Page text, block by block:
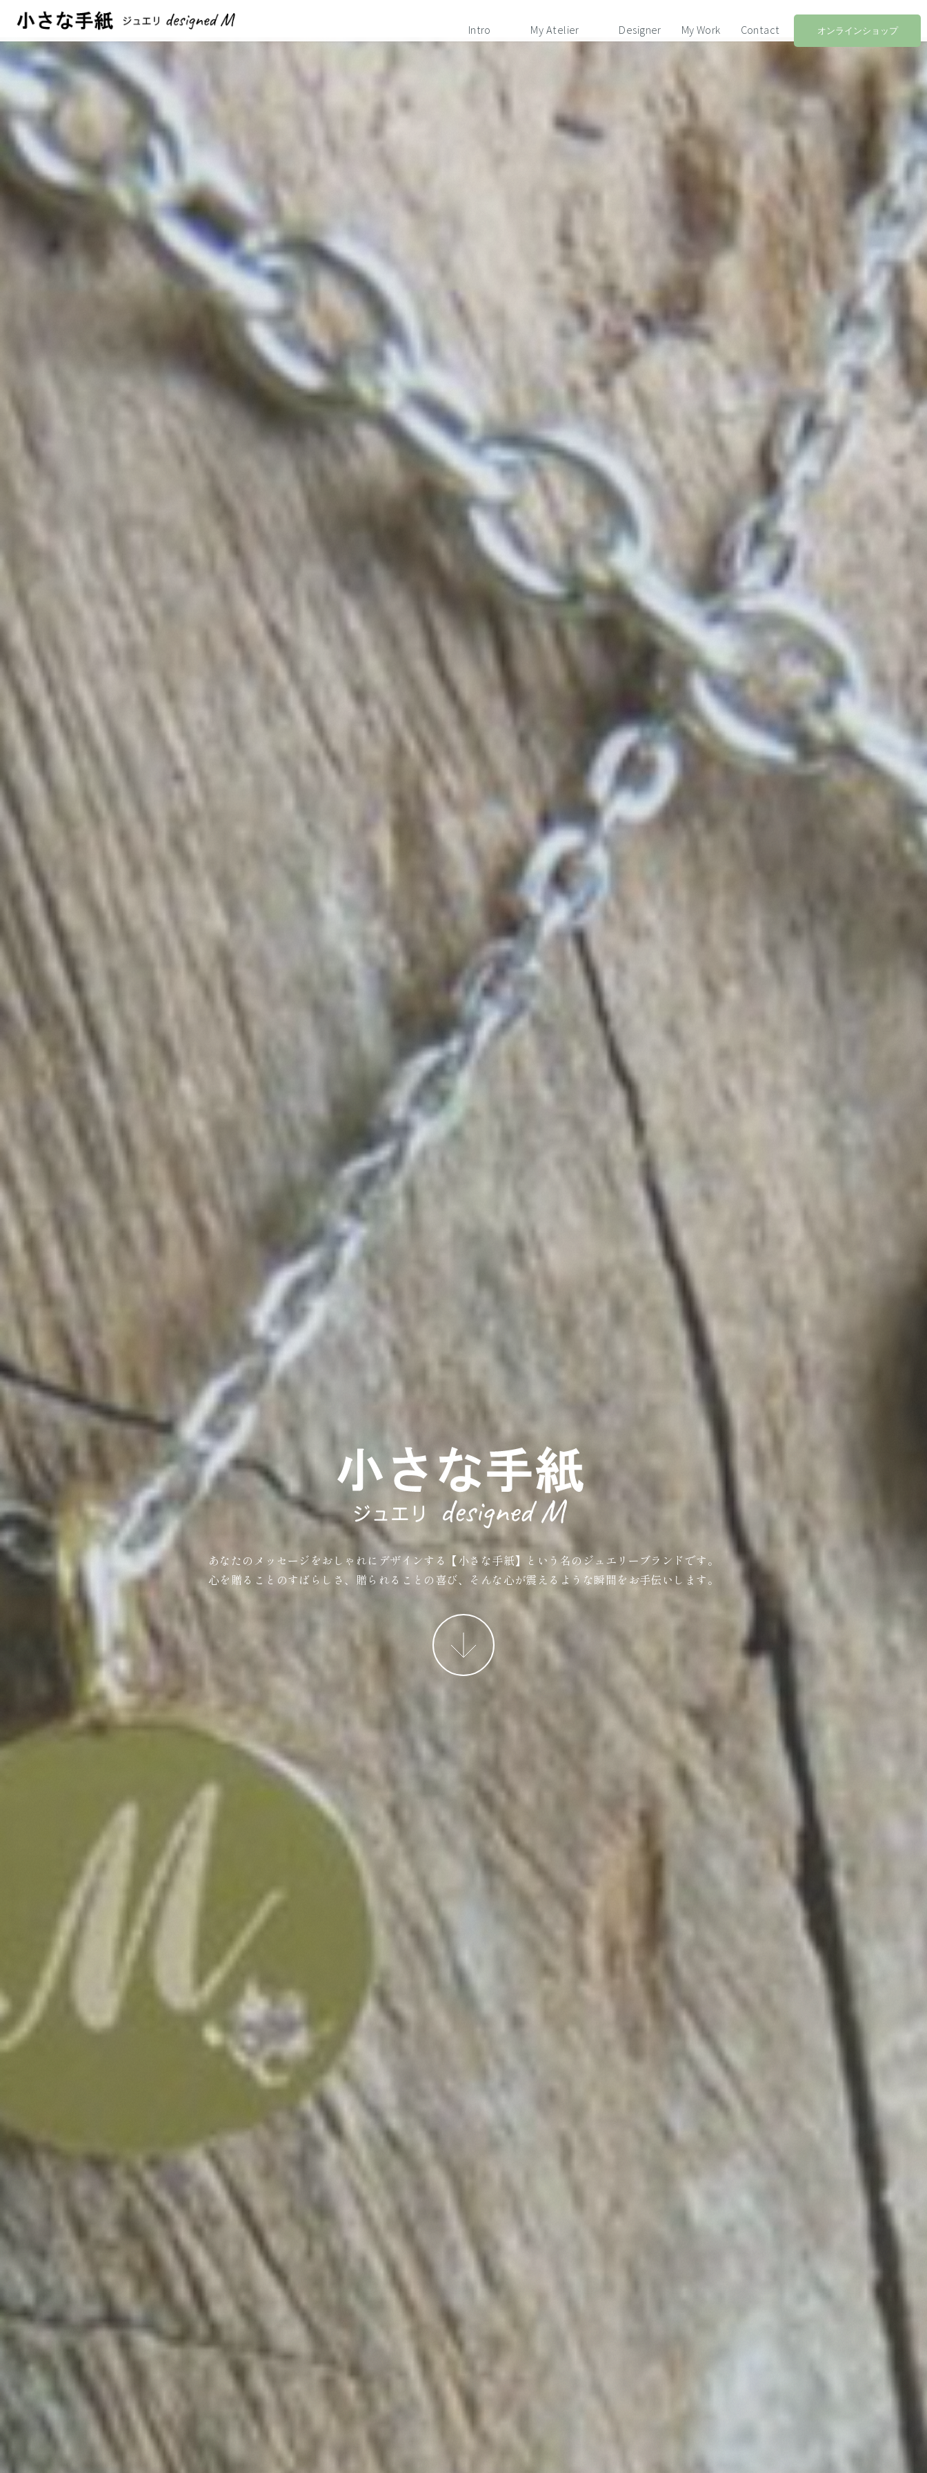
Intro My Atelier Designer My Work Contact オンラインショップ
あなたのメッセージをおしゃれにデザインする【小さな手紙】という名のジュエリーブランドです。
心を贈ることのすばらしさ、贈られることの喜び、そんな心が震えるような瞬間をお手伝いします。
More